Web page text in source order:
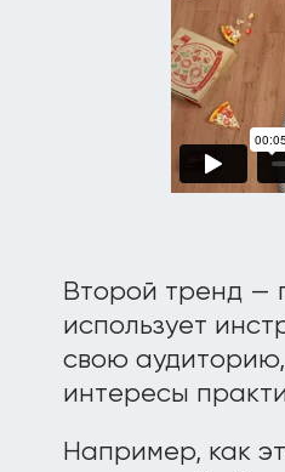
Второй тренд —
использует
свою
интересы
Например, как